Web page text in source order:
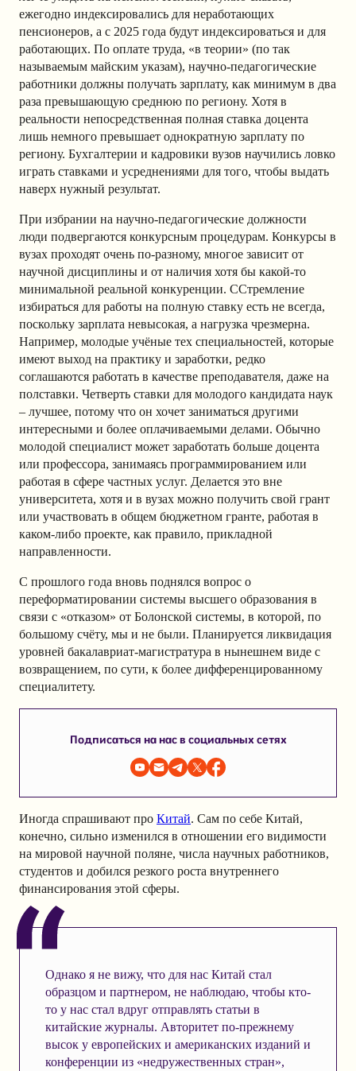
ежегодно индексировались для неработающих
пенсионеров, а с 2025 года будут индексироваться и для
работающих. По оплате труда, «в теории» (по так
называемым майским указам), научно-педагогические
работники должны получать зарплату, как минимум в два
раза превышающую среднюю по региону. Хотя в
реальности непосредственная полная ставка доцента
лишь немного превышает однократную зарплату по
региону. Бухгалтерии и кадровики вузов научились ловко
играть ставками и усреднениями для того, чтобы выдать
наверх нужный результат.
При избрании на научно-педагогические должности
люди подвергаются конкурсным процедурам. Конкурсы в
вузах проходят очень по-разному, многое зависит от
научной дисциплины и от наличия хотя бы какой-то
минимальной реальной конкуренции. CСтремление
избираться для работы на полную ставку есть не всегда,
поскольку зарплата невысокая, а нагрузка чрезмерна.
Например, молодые учёные тех специальностей, которые
имеют выход на практику и заработки, редко
соглашаются работать в качестве преподавателя, даже на
полставки. Четверть ставки для молодого кандидата наук
– лучшее, потому что он хочет заниматься другими
интересными и более оплачиваемыми делами. Обычно
молодой специалист может заработать больше доцента
или профессора, занимаясь программированием или
работая в сфере частных услуг. Делается это вне
университета, хотя и в вузах можно получить свой грант
или участвовать в общем бюджетном гранте, работая в
каком-либо проекте, как правило, прикладной
направленности.
С прошлого года вновь поднялся вопрос о
переформатировании системы высшего образования в
связи с «отказом» от Болонской системы, в которой, по
большому счёту, мы и не были. Планируется ликвидация
уровней бакалавриат-магистратура в нынешнем виде с
возвращением, по сути, к более дифференцированному
специалитету.
Подписаться на нас в социальных сетях
Иногда спрашивают про Китай. Сам по себе Китай,
конечно, сильно изменился в отношении его видимости
на мировой научной поляне, числа научных работников,
студентов и добился резкого роста внутреннего
финансирования этой сферы.
Однако я не вижу, что для нас Китай стал
образцом и партнером, не наблюдаю, чтобы кто-
то у нас стал вдруг отправлять статьи в
китайские журналы. Авторитет по-прежнему
высок у европейских и американских изданий и
конференции из «недружественных стран»,